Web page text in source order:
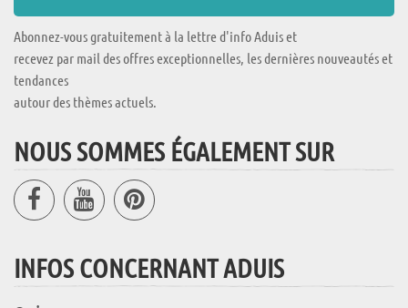
Abonnez-vous gratuitement à la lettre d'info Aduis et
recevez par mail des offres exceptionnelles, les dernières nouveautés et
tendances
autour des thèmes actuels.
NOUS SOMMES ÉGALEMENT SUR
INFOS CONCERNANT ADUIS